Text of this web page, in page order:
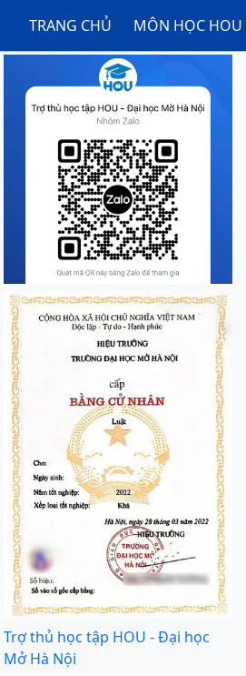
TRANG CHỦ MÔN HỌC HOU
Trợ thủ học tập HOU - Đại học
Mở Hà Nội